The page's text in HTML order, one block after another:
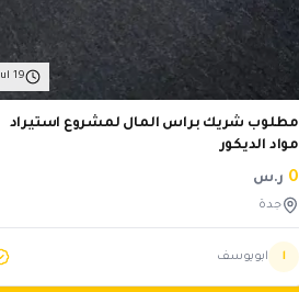
Jul 19
مطلوب شريك براس المال لمشروع استيراد
مواد الديكور
0 ر.س
جدة
ا ابويوسف